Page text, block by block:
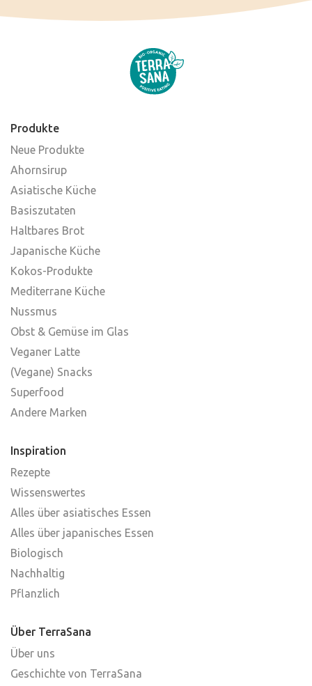
Produkte
Neue Produkte
Ahornsirup
Asiatische Küche
Basiszutaten
Haltbares Brot
Japanische Küche
Kokos-Produkte
Mediterrane Küche
Nussmus
Obst & Gemüse im Glas
Veganer Latte
(Vegane) Snacks
Superfood
Andere Marken
Inspiration
Rezepte
Wissenswertes
Alles über asiatisches Essen
Alles über japanisches Essen
Biologisch
Nachhaltig
Pflanzlich
Über TerraSana
Über uns
Geschichte von TerraSana